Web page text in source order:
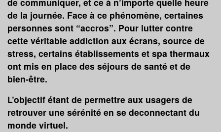
de la journée. Face à ce phénomène, certaines
personnes sont “accros”. Pour lutter contre
cette véritable addiction aux écrans, source de
stress, certains établissements et spa thermaux
ont mis en place des séjours de santé et de
bien-être.
L’objectif étant de permettre aux usagers de
retrouver une sérénité en se deconnectant du
monde virtuel.